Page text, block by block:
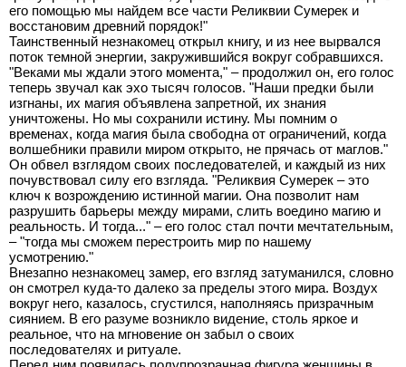
его помощью мы найдем все части Реликвии Сумерек и
восстановим древний порядок!"
Таинственный незнакомец открыл книгу, и из нее вырвался
поток темной энергии, закружившийся вокруг собравшихся.
"Веками мы ждали этого момента," – продолжил он, его голос
теперь звучал как эхо тысяч голосов. "Наши предки были
изгнаны, их магия объявлена запретной, их знания
уничтожены. Но мы сохранили истину. Мы помним о
временах, когда магия была свободна от ограничений, когда
волшебники правили миром открыто, не прячась от маглов."
Он обвел взглядом своих последователей, и каждый из них
почувствовал силу его взгляда. "Реликвия Сумерек – это
ключ к возрождению истинной магии. Она позволит нам
разрушить барьеры между мирами, слить воедино магию и
реальность. И тогда..." – его голос стал почти мечтательным,
– "тогда мы сможем перестроить мир по нашему
усмотрению."
Внезапно незнакомец замер, его взгляд затуманился, словно
он смотрел куда-то далеко за пределы этого мира. Воздух
вокруг него, казалось, сгустился, наполняясь призрачным
сиянием. В его разуме возникло видение, столь яркое и
реальное, что на мгновение он забыл о своих
последователях и ритуале.